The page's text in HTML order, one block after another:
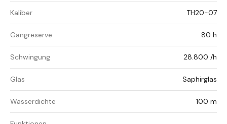
Kaliber TH20-07
Gangreserve 80 h
Schwingung 28.800 /h
Glas Saphirglas
Wasserdichte 100 m